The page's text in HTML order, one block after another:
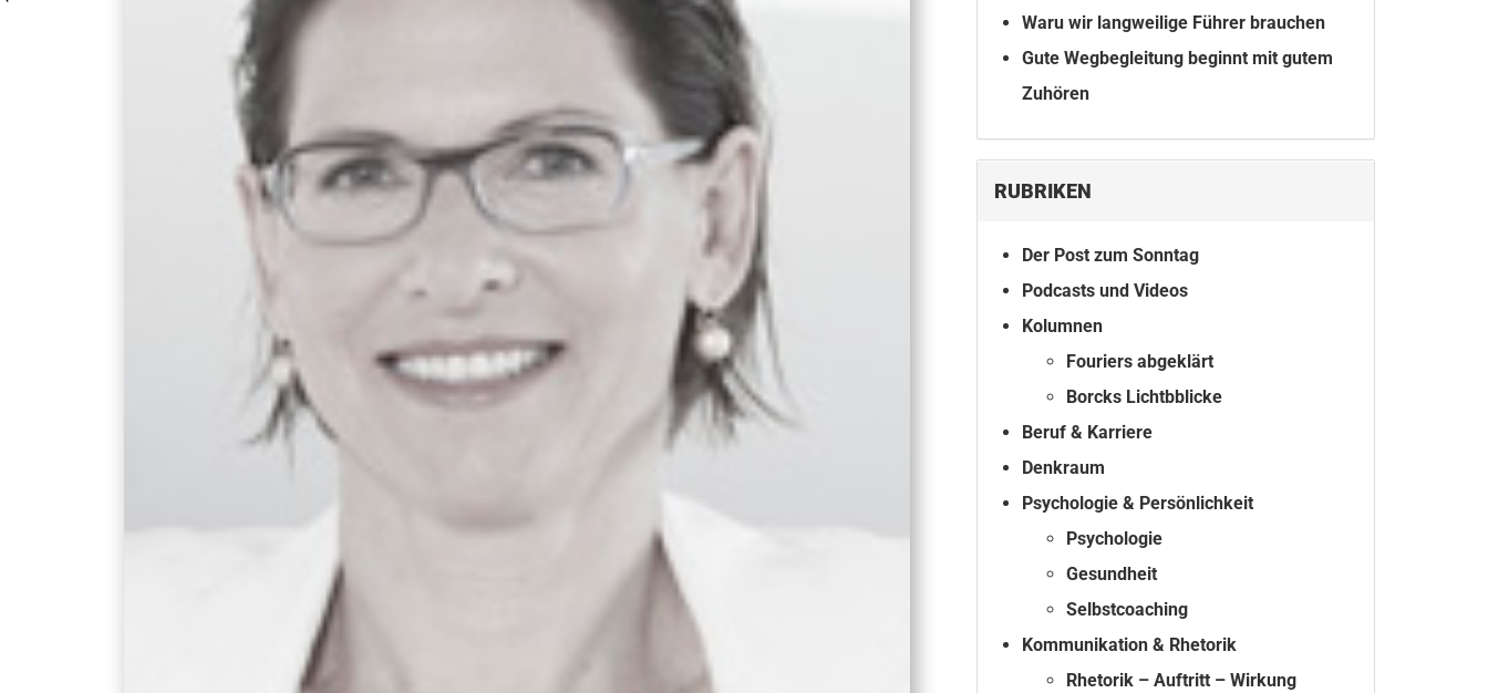
Waru wir langweilige Führer brauchen
Gute Wegbegleitung beginnt mit gutem
Zuhören
RUBRIKEN
Der Post zum Sonntag
Podcasts und Videos
Kolumnen
Fouriers abgeklärt
Borcks Lichtbblicke
Beruf & Karriere
Denkraum
Psychologie & Persönlichkeit
Psychologie
Gesundheit
Selbstcoaching
Kommunikation & Rhetorik
Rhetorik – Auftritt – Wirkung